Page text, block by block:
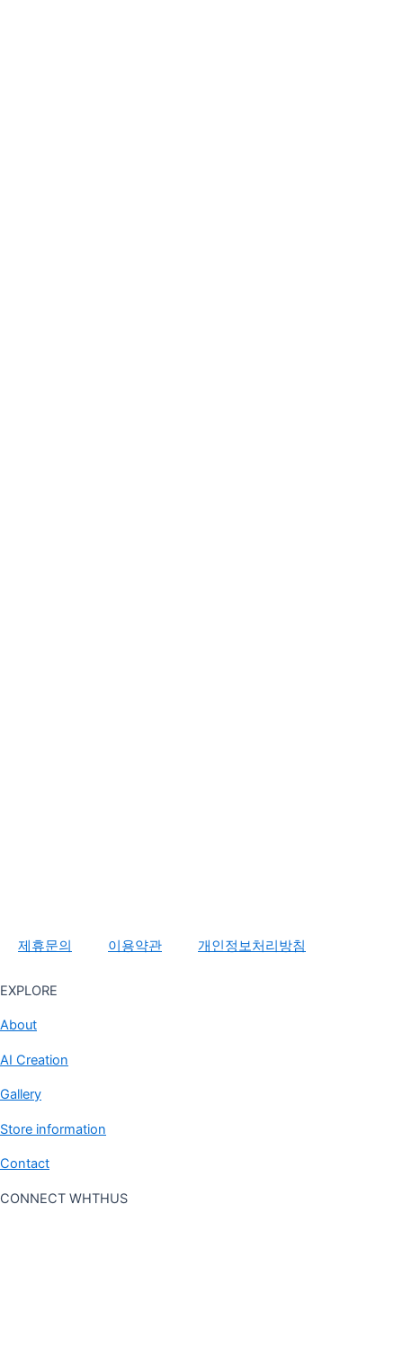
제휴문의 이용약관 개인정보처리방침
EXPLORE
About
AI Creation
Gallery
Store information
Contact
CONNECT WHTHUS